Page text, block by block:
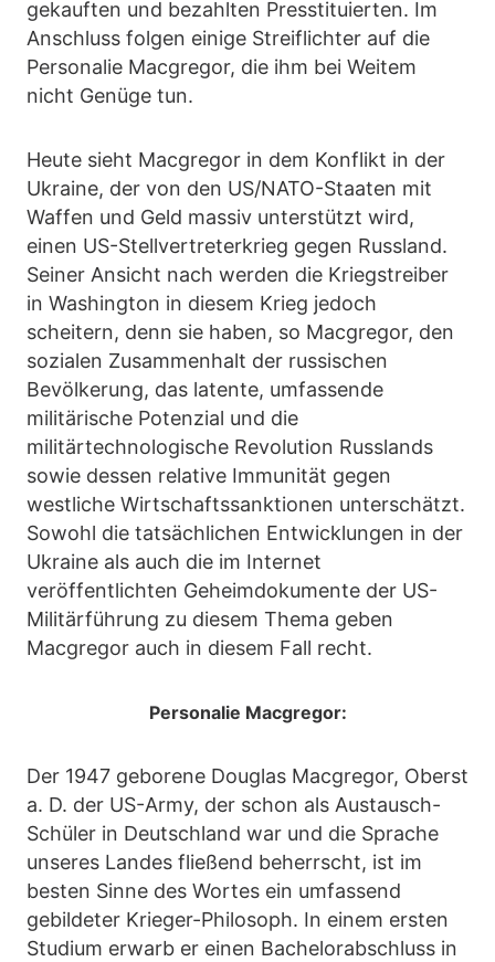
gekauften und bezahlten Presstituierten. Im
Anschluss folgen einige Streiflichter auf die
Personalie Macgregor, die ihm bei Weitem
nicht Genüge tun.
Heute sieht Macgregor in dem Konflikt in der
Ukraine, der von den US/NATO-Staaten mit
Waffen und Geld massiv unterstützt wird,
einen US-Stellvertreterkrieg gegen Russland.
Seiner Ansicht nach werden die Kriegstreiber
in Washington in diesem Krieg jedoch
scheitern, denn sie haben, so Macgregor, den
sozialen Zusammenhalt der russischen
Bevölkerung, das latente, umfassende
militärische Potenzial und die
militärtechnologische Revolution Russlands
sowie dessen relative Immunität gegen
westliche Wirtschaftssanktionen unterschätzt.
Sowohl die tatsächlichen Entwicklungen in der
Ukraine als auch die im Internet
veröffentlichten Geheimdokumente der US-
Militärführung zu diesem Thema geben
Macgregor auch in diesem Fall recht.
Personalie Macgregor:
Der 1947 geborene Douglas Macgregor, Oberst
a. D. der US-Army, der schon als Austausch-
Schüler in Deutschland war und die Sprache
unseres Landes fließend beherrscht, ist im
besten Sinne des Wortes ein umfassend
gebildeter Krieger-Philosoph. In einem ersten
Studium erwarb er einen Bachelorabschluss in